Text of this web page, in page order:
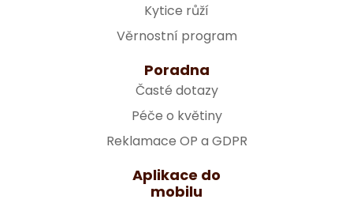
Kytice růží
Věrnostní program
Poradna
Časté dotazy
Péče o květiny
Reklamace OP a GDPR
Aplikace do
mobilu